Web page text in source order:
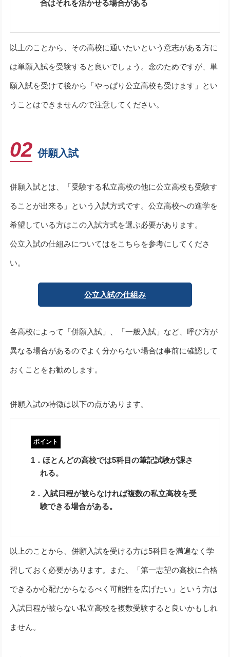
合はそれを活かせる場合がある
以上のことから、その高校に通いたいという意志がある方に
は単願入試を受験すると良いでしょう。念のためですが、単
願入試を受けて後から「やっぱり公立高校も受けます」とい
うことはできませんので注意してください。
02 併願入試
併願入試とは、「受験する私立高校の他に公立高校も受験す
ることが出来る」という入試方式です。公立高校への進学を
希望している方はこの入試方式を選ぶ必要があります。
公立入試の仕組みについてはをこちらを参考にしてくださ
い。
公立入試の仕組み
各高校によって「併願入試」、「一般入試」など、呼び方が
異なる場合があるのでよく分からない場合は事前に確認して
おくことをお勧めします。
併願入試の特徴は以下の点があります。
1．ほとんどの高校では5科目の筆記試験が課さ
れる。
2．入試日程が被らなければ複数の私立高校を受
験できる場合がある。
以上のことから、併願入試を受ける方は5科目を満遍なく学
習しておく必要があります。また、「第一志望の高校に合格
できるか心配だからなるべく可能性を広げたい」という方は
入試日程が被らない私立高校を複数受験すると良いかもしれ
ません。